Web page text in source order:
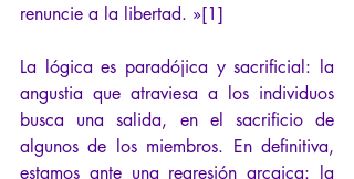
renuncie a la libertad. »[1]
La lógica es paradójica y sacrificial: la
angustia que atraviesa a los individuos
busca una salida, en el sacrificio de
algunos de los miembros. En definitiva,
estamos ante una regresión arcaica: la